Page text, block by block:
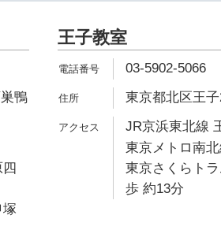
鴨
王子教室
03-5902-5066
東京都北区王
JR京浜東北線
東京メトロ南
東京さくらト
歩 約13分